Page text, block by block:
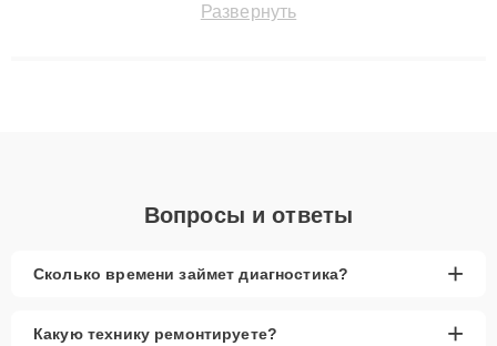
технику с сохранением гарантии до 3 лет. Наши мастера
Развернуть
Вопросы и ответы
Сколько времени займет диагностика? +
Какую технику ремонтируете? +